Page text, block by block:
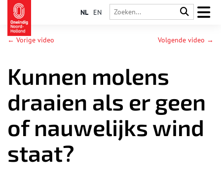
NL EN
← Vorige video Volgende video →
Kunnen molens
draaien als er geen
of nauwelijks wind
staat?